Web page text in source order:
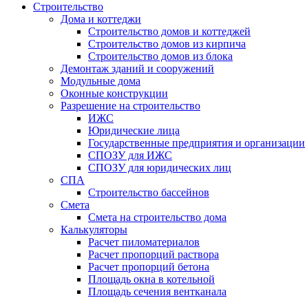
Строительство
Дома и коттеджи
Строительство домов и коттеджей
Строительство домов из кирпича
Строительство домов из блока
Демонтаж зданий и сооружений
Модульные дома
Оконные конструкции
Разрешение на строительство
ИЖС
Юридические лица
Государственные предприятия и организации
СПОЗУ для ИЖС
СПОЗУ для юридических лиц
СПА
Строительство бассейнов
Смета
Смета на строительство дома
Калькуляторы
Расчет пиломатериалов
Расчет пропорций раствора
Расчет пропорций бетона
Площадь окна в котельной
Площадь сечения вентканала